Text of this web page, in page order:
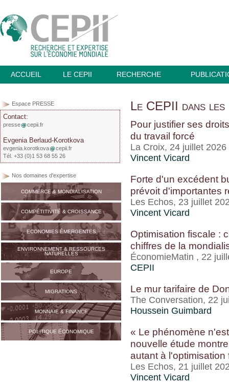
ACCUEIL LE CEPII RECHERCHE
Espace PRESSE
Contact:
presse cepii.fr
Evgenia Berlaud-Korotkova
evgenia.korotkova
cepii.fr
Tél. +33 (0)1 53 68 55 26
Nos domaines d'expertise
COMMERCE & MONDIALISATION
COMPÉTITIVITÉ & CROISSANCE
ECONOMIES ÉMERGENTES
ENVIRONNEMENT & RESSOURCES
NATURELLES
EUROPE
MIGRATIONS
MONNAIE & FINANCE
POLITIQUE ÉCONOMIQUE
Le CEPII dans les
Pour justifier ses
du travail forcé
La Croix, 24 juillet 2026
Vincent Vicard
Forte d'un excédent
prévoit d'importantes
Les Echos, 23 juillet
Vincent Vicard
Optimisation fiscale :
chiffres de la
ÉconomieMatin , 22
CEPII
Le mur tarifaire de
The Conversation, 22
Houssein Guimbard
« Le phénomène
nouvelle étude
autant à l'optimisation
Les Echos, 21 juillet
Vincent Vicard